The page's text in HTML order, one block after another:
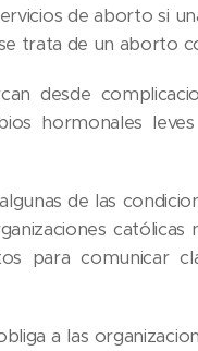
de aborto si
trata de un aborto
desde
hormonales
de las
para comunicar
a las